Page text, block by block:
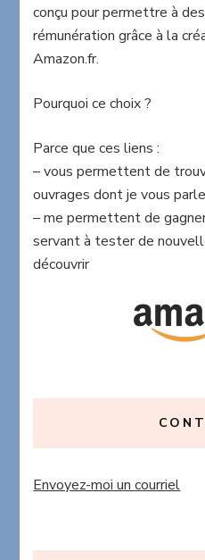
conçu pour permettre à
rémunération grâce à la
Amazon.fr.
Pourquoi ce choix ?
Parce que ces liens :
– vous permettent de
ouvrages dont je vous parle
– me permettent de
servant à tester de
découvrir
Envoyez-moi un courriel